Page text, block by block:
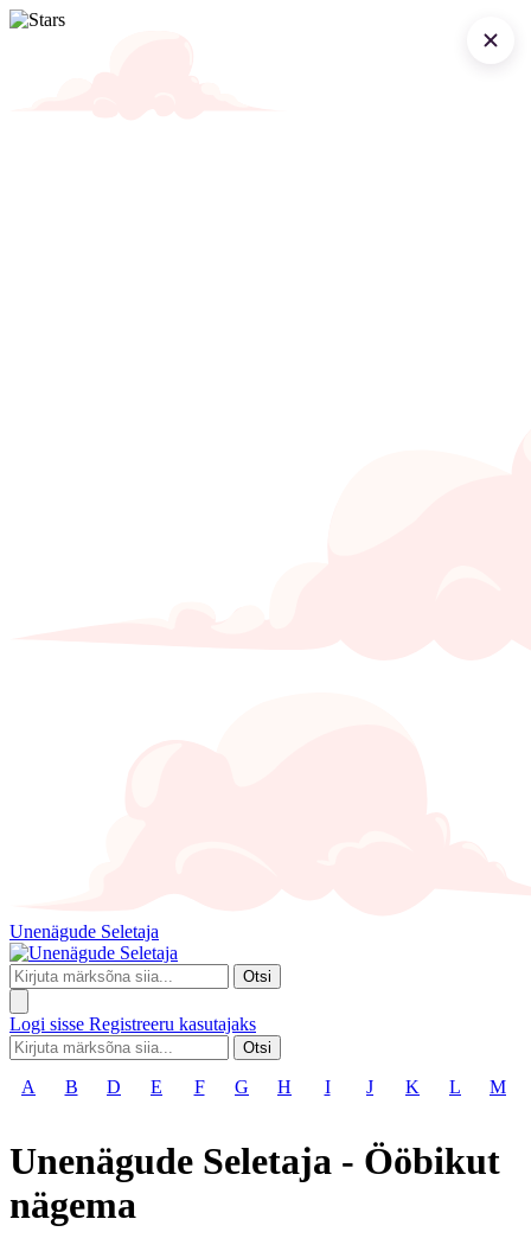
Unenägude Seletaja
Otsi
Logi sisse Registreeru kasutajaks
Otsi
A B D E F G H I J K L M
Unenägude Seletaja - Ööbikut
nägema